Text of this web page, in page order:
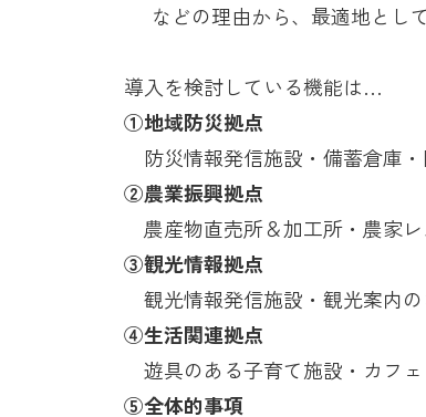
などの理由から、最適地とし
導入を検討している機能は…
①地域防災拠点
防災情報発信施設・備蓄倉庫
②農業振興拠点
農産物直売所＆加工所・農家
③観光情報拠点
観光情報発信施設・観光案内
④生活関連拠点
遊具のある子育て施設・カフ
⑤全体的事項